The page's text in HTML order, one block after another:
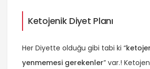
Ketojenik Diyet Planı
Her Diyette olduğu gibi tabi ki “
yenmemesi gerekenler” var.!